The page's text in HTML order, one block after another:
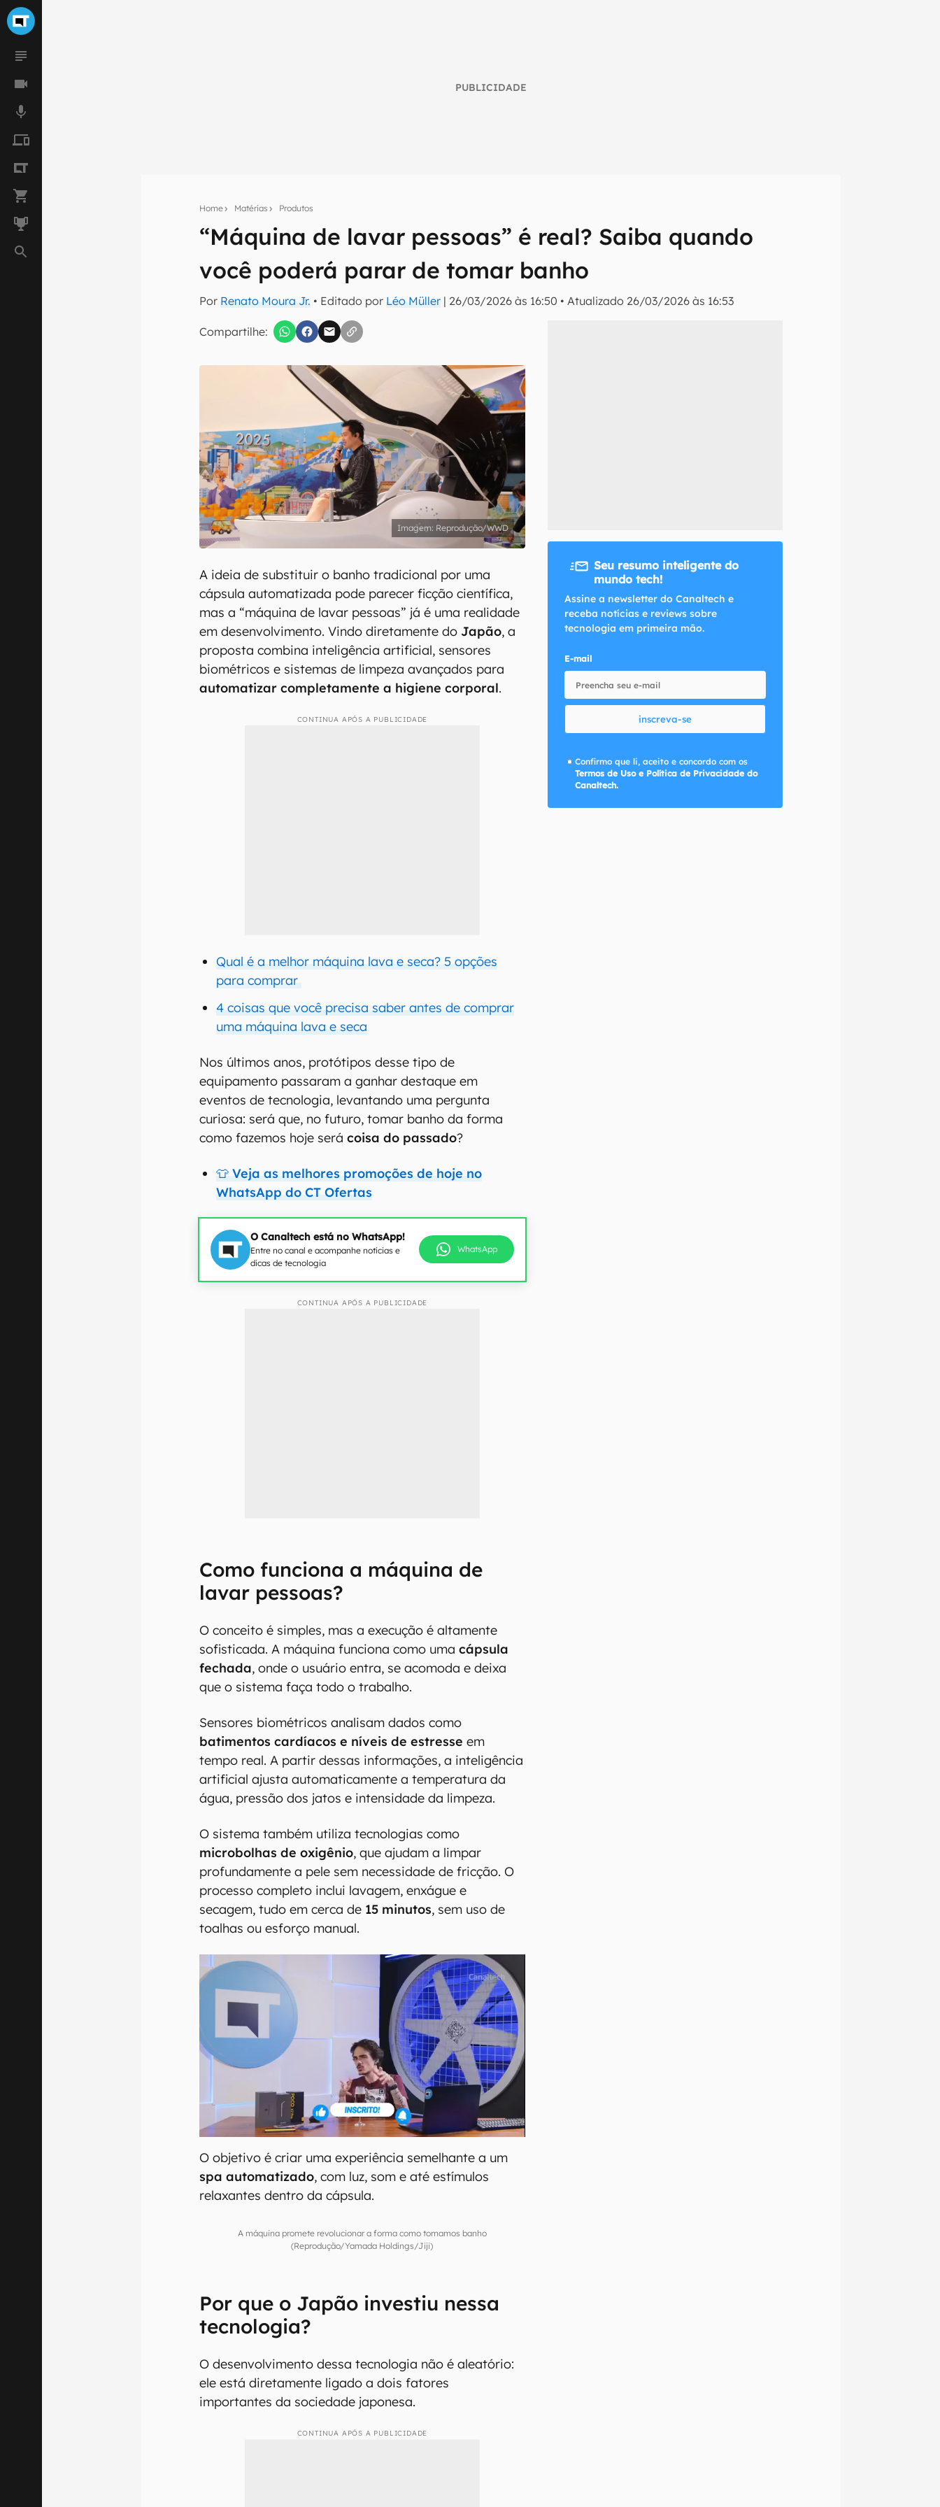
PUBLICIDADE
Home Matérias Produtos
“Máquina de lavar pessoas” é real? Saiba quando
você poderá parar de tomar banho
Por Renato Moura Jr. • Editado por Léo Müller | 26/03/2026 às 16:50 •Atualizado 26/03/2026 às 16:53
Compartilhe:
Seu resumo inteligente do mundo tech!
Assine a newsletter do Canaltech e receba notícias e reviews sobre tecnologia em primeira
inscreva-se
Confirmo que li, aceito e concordo com os Termos de Uso e Política de Privacidade do Canaltech.
Reprodução/WWD
A ideia de substituir o banho tradicional por uma
cápsula automatizada pode parecer ficção científica,
mas a “máquina de lavar pessoas” já é uma realidade
em desenvolvimento. Vindo diretamente do Japão, a
proposta combina inteligência artificial, sensores
biométricos e sistemas de limpeza avançados para
automatizar completamente a higiene corporal.
CONTINUA APÓS A PUBLICIDADE
Qual é a melhor máquina lava e seca? 5 opções
para comprar
4 coisas que você precisa saber antes de comprar
uma máquina lava e seca
Nos últimos anos, protótipos desse tipo de
equipamento passaram a ganhar destaque em
eventos de tecnologia, levantando uma pergunta
curiosa: será que, no futuro, tomar banho da forma
como fazemos hoje serácoisa do passado?
👕 Veja as melhores promoções de hoje no
WhatsApp do CT Ofertas
O Canaltech está no WhatsApp!
Entre no canal e acompanhe notícias e
dicas de tecnologia
WhatsApp
CONTINUA APÓS A PUBLICIDADE
Como funciona a máquina de
lavar pessoas?
O conceito é simples, mas a execução é altamente
sofisticada. A máquina funciona como umacápsula
fechada, onde o usuário entra, se acomoda e deixa
que o sistema faça todo o trabalho.
Sensores biométricos analisam dados como
batimentos cardíacos e níveis de estresse em
tempo real. A partir dessas informações, a inteligência
artificial ajusta automaticamente a temperatura da
água, pressão dos jatos e intensidade da limpeza.
O sistema também utiliza tecnologias como
microbolhas de oxigênio, que ajudam a limpar
profundamente a pele sem necessidade de fricção. O
processo completo inclui lavagem, enxágue e
secagem, tudo em cerca de 15 minutos, sem uso de
toalhas ou esforço manual.
O objetivo é criar uma experiência semelhante a um
spa automatizado, com luz, som e até estímulos
relaxantes dentro da cápsula.
A máquina promete revolucionar a forma como tomamos banho
(Reprodução/Yamada Holdings/Jiji)
Por que o Japão investiu nessa
tecnologia?
O desenvolvimento dessa tecnologia não é aleatório:
ele está diretamente ligado a dois fatores
importantes da sociedade japonesa.
CONTINUA APÓS A PUBLICIDADE
Seu resumo inteligente do
mundo tech!
Assine a newsletter do Canaltech e
receba notícias e reviews sobre
tecnologia em primeira mão.
E-mail
inscreva-se
Confirmo que li, aceito e concordo com os
Termos de Uso e Política de Privacidade do
Canaltech.